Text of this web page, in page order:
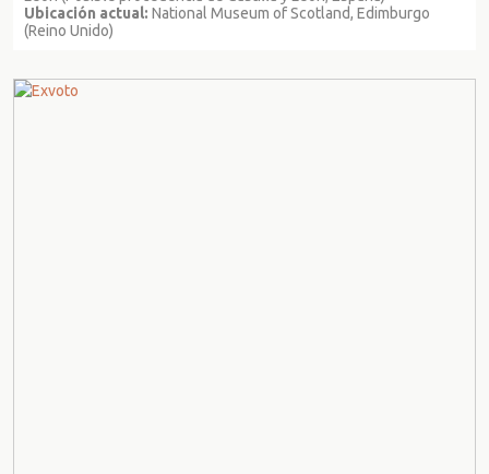
Ubicación actual: National Museum of Scotland, Edimburgo
(Reino Unido)